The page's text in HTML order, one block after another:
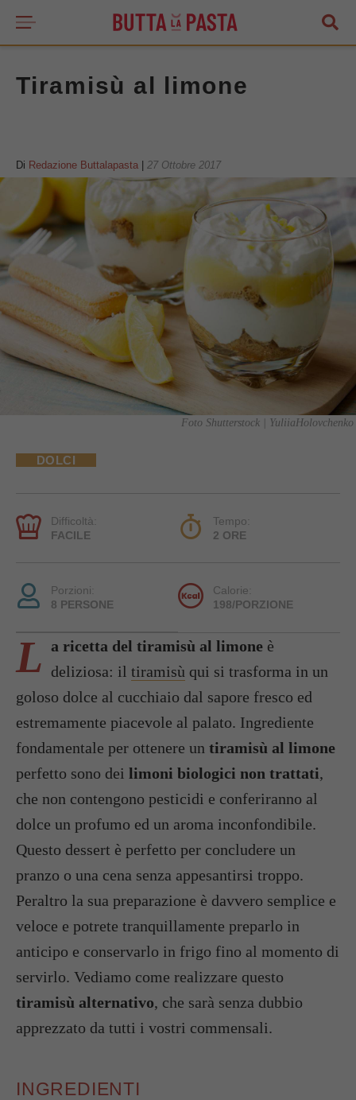
Tiramisù al limone
Di Redazione Buttalapasta 27 Ottobre 2017
Foto Shutterstock | YuliiaHolovchenko
DOLCI
Difficoltà:
FACILE
Tempo:
2 ORE
Porzioni:
8 PERSONE
Calorie:
198/PORZIONE
L a ricetta del tiramisù al limone è
deliziosa: il tiramisù qui si trasforma in un
goloso dolce al cucchiaio dal sapore fresco ed
estremamente piacevole al palato. Ingrediente
fondamentale per ottenere un tiramisù al limone
perfetto sono dei limoni biologici non trattati,
che non contengono pesticidi e conferiranno al
dolce un profumo ed un aroma inconfondibile.
Questo dessert è perfetto per concludere un
pranzo o una cena senza appesantirsi troppo.
Peraltro la sua preparazione è davvero semplice e
veloce e potrete tranquillamente preparlo in
anticipo e conservarlo in frigo fino al momento di
servirlo. Vediamo come realizzare questo
tiramisù alternativo, che sarà senza dubbio
apprezzato da tutti i vostri commensali.
INGREDIENTI